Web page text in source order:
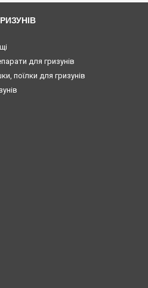
для гризунів
поїлки для гризунів